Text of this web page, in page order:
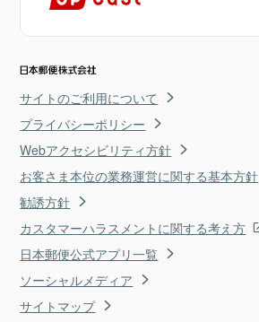
サイトのご利用について
プライバシーポリシー
Webアクセシビリティ方針
お客さま本位の業務運営に関する基本方針
勧誘方針
カスタマーハラスメントに関する考え方
日本郵便公式アプリ一覧
ソーシャルメディア
サイトマップ